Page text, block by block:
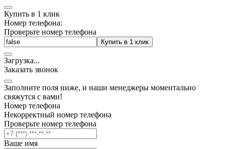
Купить в 1 клик
Номер телефона:
Проверьте номер телефона
Купить в 1 клик
Загрузка...
Заказать звонок
Заполните поля ниже, и наши менеджеры моментально
свяжутся с вами!
Номер телефона
Некорректный номер телефона
Проверьте номер телефона
Ваше имя